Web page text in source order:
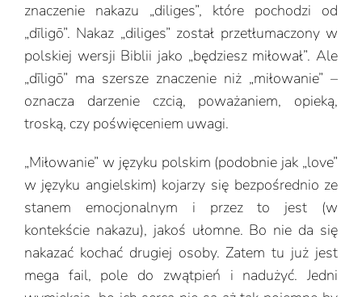
znaczenie nakazu „diliges”, które pochodzi od
„dīligō”. Nakaz „diliges” został przetłumaczony w
polskiej wersji Biblii jako „będziesz miłował”. Ale
„dīligō” ma szersze znaczenie niż „miłowanie” –
oznacza darzenie czcią, poważaniem, opieką,
troską, czy poświęceniem uwagi.
„Miłowanie” w języku polskim (podobnie jak „love”
w języku angielskim) kojarzy się bezpośrednio ze
stanem emocjonalnym i przez to jest (w
kontekście nakazu), jakoś ułomne. Bo nie da się
nakazać kochać drugiej osoby. Zatem tu już jest
mega fail, pole do zwątpień i nadużyć. Jedni